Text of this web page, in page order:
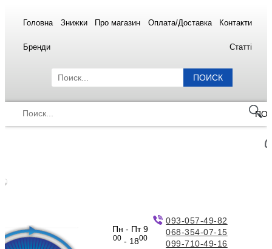
Головна Знижки Про магазин Оплата/Доставка Контакти
Бренди Статті
ПОИСК
Пн - Пт 9
00- 1800
093-057-49-82
068-354-07-15
099-710-49-16